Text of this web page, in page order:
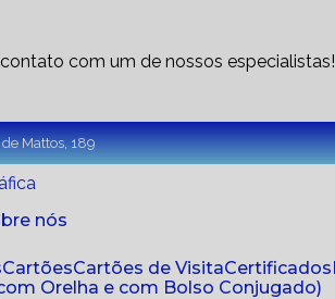
com um de nossos especialistas!
Mattos, 189
nós
Cartões Cartões de Visita Certificados
Orelha e com Bolso Conjugado)